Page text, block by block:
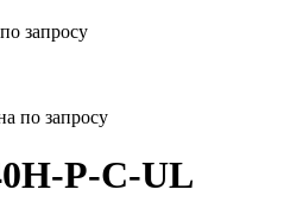
запросу
по запросу
P-C-UL